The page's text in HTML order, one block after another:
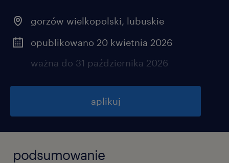
gorzów wielkopolski, lubuskie
opublikowano 20 kwietnia 2026
ważna do 31 października 2026
aplikuj
podsumowanie